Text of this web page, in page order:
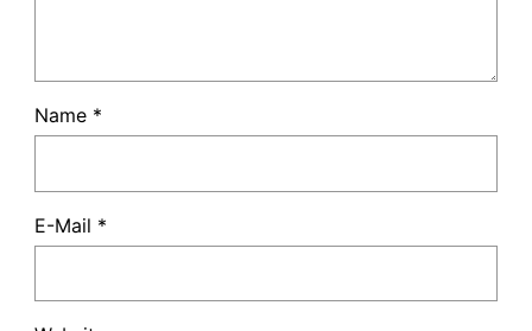
Name *
E-Mail *